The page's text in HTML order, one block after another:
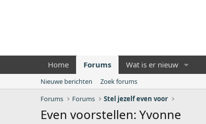
Home Forums Wat is er nieuw
Nieuwe berichten
Zoek forums
Forums
Forums Stel jezelf even voor
Even voorstellen: Yvonne